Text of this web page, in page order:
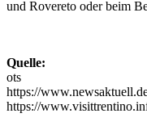
und Rovereto oder beim
Quelle:
ots
https://
https://